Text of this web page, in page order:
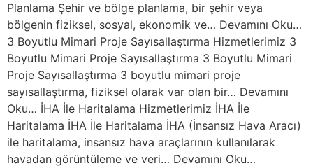
Planlama Şehir ve bölge planlama, bir şehir veya
bölgenin fiziksel, sosyal, ekonomik ve… Devamını Oku…
3 Boyutlu Mimari Proje Sayısallaştırma Hizmetlerimiz 3
Boyutlu Mimari Proje Sayısallaştırma 3 Boyutlu Mimari
Proje Sayısallaştırma 3 boyutlu mimari proje
sayısallaştırma, fiziksel olarak var olan bir… Devamını
Oku… İHA İle Haritalama Hizmetlerimiz İHA İle
Haritalama İHA İle Haritalama İHA (İnsansız Hava Aracı)
ile haritalama, insansız hava araçlarının kullanılarak
havadan görüntüleme ve veri… Devamını Oku…